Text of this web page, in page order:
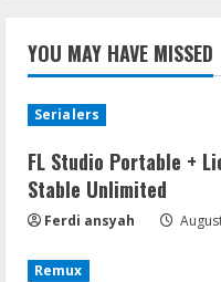
YOU MAY HAVE MISSED
Serialers
FL Studio Portable +
Stable Unlimited
Ferdi ansyah
Remux